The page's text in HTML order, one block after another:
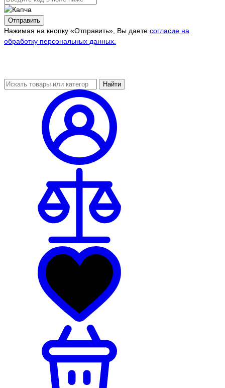
Отправить
Нажимая на кнопку «Отправить», Вы даете согласие на
обработку персональных данных.
Найти